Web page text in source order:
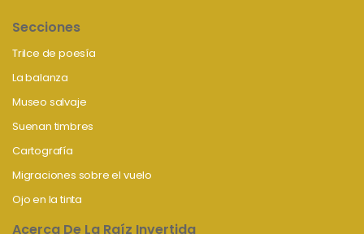
Secciones
Trilce de poesía
La balanza
Museo salvaje
Suenan timbres
Cartografía
Migraciones sobre el vuelo
Ojo en la tinta
Acerca De La Raíz Invertida